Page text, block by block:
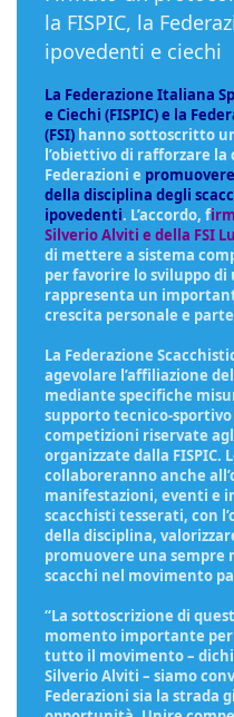
la FISPIC, la
ipovedenti e ciechi
La Federazione Italiana
e Ciechi (FISPIC) e la
(FSI) hanno sottoscritto
l’obiettivo di rafforzare
Federazioni e
della disciplina degli
ipovedenti. L’accordo, f
Silverio Alviti e della FSI
di mettere a sistema
per favorire lo sviluppo di
rappresenta un
crescita personale e
La Federazione
agevolare l’affiliazione
mediante specifiche
supporto tecnico-
competizioni riservate
organizzate dalla FISPIC.
collaboreranno anche
manifestazioni, eventi e
scacchisti tesserati, con
della disciplina,
promuovere una sempre
scacchi nel movimento
“La sottoscrizione di
momento importante per
tutto il movimento –
Silverio Alviti – siamo
Federazioni sia la strada